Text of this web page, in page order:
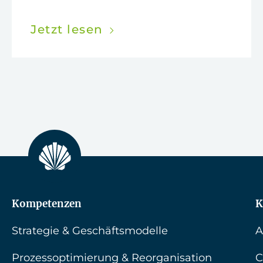
Jetzt lesen
Kompetenzen
Strategie & Geschäftsmodelle
Prozessoptimierung & Reorganisation